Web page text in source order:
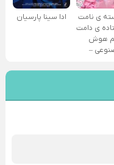
ی نامت
ی دامت
هوش
–
ادا سینا پارسیان